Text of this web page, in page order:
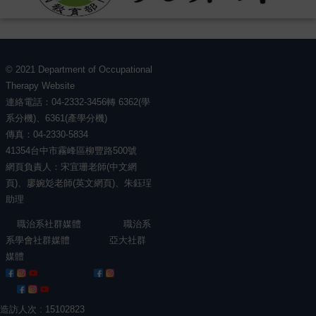
© 2021 Department of Occupational
Therapy Website
連絡電話：04-2332-3456轉 6362(學
系分機)、6361(產學分機)
傳真：04-2330-5834
41354台中市霧峰區柳豐路500號
網頁負責人：宋宜珊老師(中文網
頁)、廖婉彣老師(英文網頁)、朱鈺珵
助理
職治系社群媒體 職治系
系學會社群媒體 亞大社群
媒體
造訪人次 : 15102823